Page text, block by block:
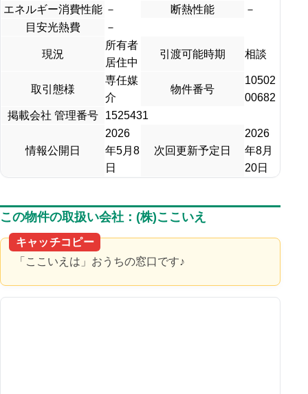
エネルギー消費性能 － 断熱性能
－
目安光熱費
－
現況
所有者
居住中
引渡可能時期 相談
取引態様
専任媒
介
物件番号
10502
00682
掲載会社 管理番号
1525431
情報公開日
2026
年5月8
日
次回更新予定日
2026
年8月
20日
この物件の取扱い会社：(株)ここいえ
キャッチコピー
「ここいえは」おうちの窓口です♪